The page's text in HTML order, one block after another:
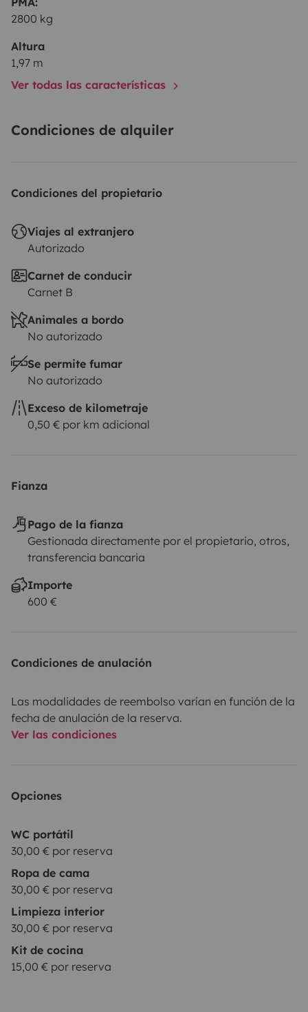
2800 kg
Altura
1,97 m
Ver todas las características
Condiciones de alquiler
Condiciones del propietario
Viajes al extranjero
Autorizado
Carnet de conducir
Carnet B
Animales a bordo
No autorizado
Se permite fumar
No autorizado
Exceso de kilometraje
0,50 € por km adicional
Fianza
Pago de la fianza
Gestionada directamente por el propietario, otros,
transferencia bancaria
Importe
600 €
Condiciones de anulación
Las modalidades de reembolso varían en función de la
fecha de anulación de la reserva.
Ver las condiciones
Opciones
WC portátil
30,00 € por reserva
Ropa de cama
30,00 € por reserva
Limpieza interior
30,00 € por reserva
Kit de cocina
15,00 € por reserva